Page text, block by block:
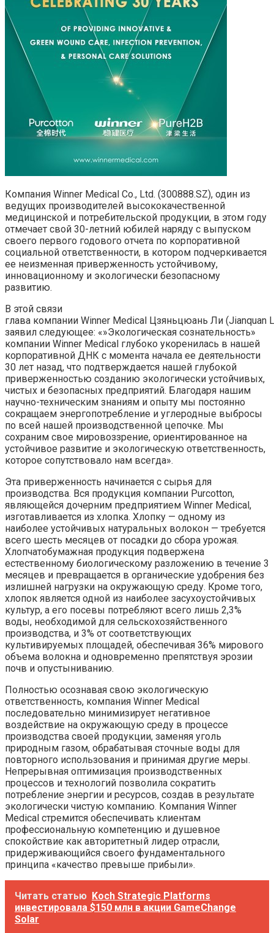
Компания Winner Medical Co., Ltd. (300888.SZ), один из
ведущих производителей высококачественной
медицинской и потребительской продукции, в этом году
отмечает свой 30-летний юбилей наряду с выпуском
своего первого годового отчета по корпоративной
социальной ответственности, в котором подчеркивается
ее неизменная приверженность устойчивому,
инновационному и экологически безопасному
развитию.
В этой связи
глава компании Winner Medical Цзяньцюань Ли (Jianquan
заявил следующее: «»Экологическая сознательность»
компании Winner Medical глубоко укоренилась в нашей
корпоративной ДНК с момента начала ее деятельности
30 лет назад, что подтверждается нашей глубокой
приверженностью созданию экологически устойчивых,
чистых и безопасных предприятий. Благодаря нашим
научно-техническим знаниям и опыту мы постоянно
сокращаем энергопотребление и углеродные выбросы
по всей нашей производственной цепочке. Мы
сохраним свое мировоззрение, ориентированное на
устойчивое развитие и экологическую ответственность,
которое сопутствовало нам всегда».
Эта приверженность начинается с сырья для
производства. Вся продукция компании Purcotton,
являющейся дочерним предприятием Winner Medical,
изготавливается из хлопка. Хлопку — одному из
наиболее устойчивых натуральных волокон — требуется
всего шесть месяцев от посадки до сбора урожая.
Хлопчатобумажная продукция подвержена
естественному биологическому разложению в течение 3
месяцев и превращается в органические удобрения без
излишней нагрузки на окружающую среду. Кроме того,
хлопок является одной из наиболее засухоустойчивых
культур, а его посевы потребляют всего лишь 2,3%
воды, необходимой для сельскохозяйственного
производства, и 3% от соответствующих
культивируемых площадей, обеспечивая 36% мирового
объема волокна и одновременно препятствуя эрозии
почв и опустыниванию.
Полностью осознавая свою экологическую
ответственность, компания Winner Medical
последовательно минимизирует негативное
воздействие на окружающую среду в процессе
производства своей продукции, заменяя уголь
природным газом, обрабатывая сточные воды для
повторного использования и принимая другие меры.
Непрерывная оптимизация производственных
процессов и технологий позволила сократить
потребление энергии и ресурсов, создав в результате
экологически чистую компанию. Компания Winner
Medical стремится обеспечивать клиентам
профессиональную компетенцию и душевное
спокойствие как авторитетный лидер отрасли,
придерживающийся своего фундаментального
принципа «качество превыше прибыли».
Читать статью Koch Strategic Platforms
инвестировала $150 млн в акции GameChange
Solar